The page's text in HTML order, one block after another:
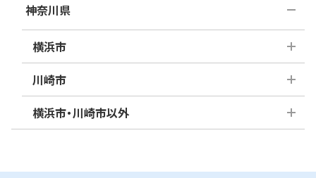
神奈川県
横浜市
青葉区 旭区
泉区
磯子区
神奈川区
金沢区
川崎市
麻生区 川崎区
幸区
横浜市・川崎市以外